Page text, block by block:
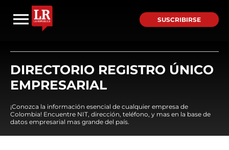
SUSCRIBIRSE
DIRECTORIO REGISTRO ÚNICO
EMPRESARIAL
¡Conozca la información esencial de cualquier empresa de
Colombia! Encuentre NIT, dirección, teléfono, y mas en la base de
datos empresarial mas grande del país.